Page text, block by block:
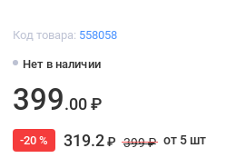
Код товара: 558058
Нет в наличии
399.00 ₽
-20 % 319.2₽ 399 ₽ от 5 шт